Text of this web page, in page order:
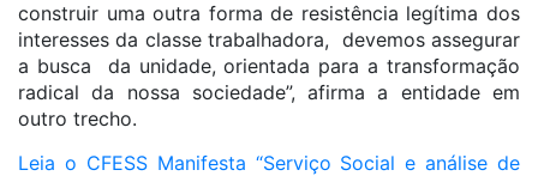
construir uma outra forma de resistência legítima dos
interesses da classe trabalhadora, devemos assegurar
a busca da unidade, orientada para a transformação
radical da nossa sociedade”, afirma a entidade em
outro trecho.
Leia o CFESS Manifesta “Serviço Social e análise de